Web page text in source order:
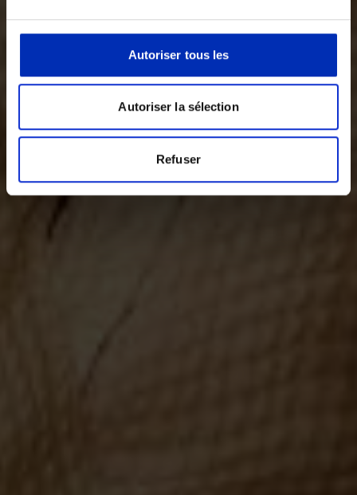
Autoriser tous les
Autoriser la sélection
Refuser